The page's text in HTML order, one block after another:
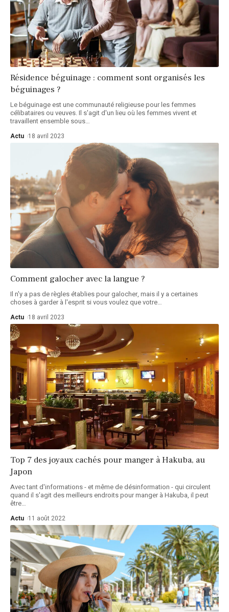
Résidence béguinage : comment sont organisés les
béguinages ?
Le béguinage est une communauté religieuse pour les femmes
célibataires ou veuves. Il s'agit d'un lieu où les femmes vivent et
travaillent ensemble sous…
Actu 18 avril 2023
Comment galocher avec la langue ?
Il n'y a pas de règles établies pour galocher, mais il y a certaines
choses à garder à l'esprit si vous voulez que votre…
Actu 18 avril 2023
Top 7 des joyaux cachés pour manger à Hakuba, au
Japon
Avec tant d'informations - et même de désinformation - qui circulent
quand il s'agit des meilleurs endroits pour manger à Hakuba, il peut
être…
Actu 11 août 2022